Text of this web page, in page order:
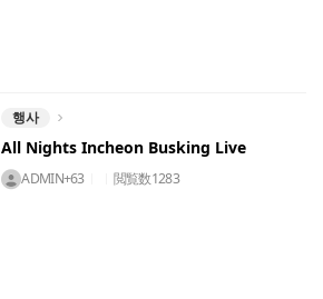
행사
All Nights Incheon Busking Live
ADMIN+63 閲覧数1283